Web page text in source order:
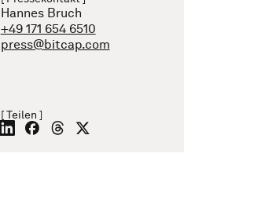
Hannes Bruch
+49 171 654 6510
press@bitcap.com
[ Teilen ]